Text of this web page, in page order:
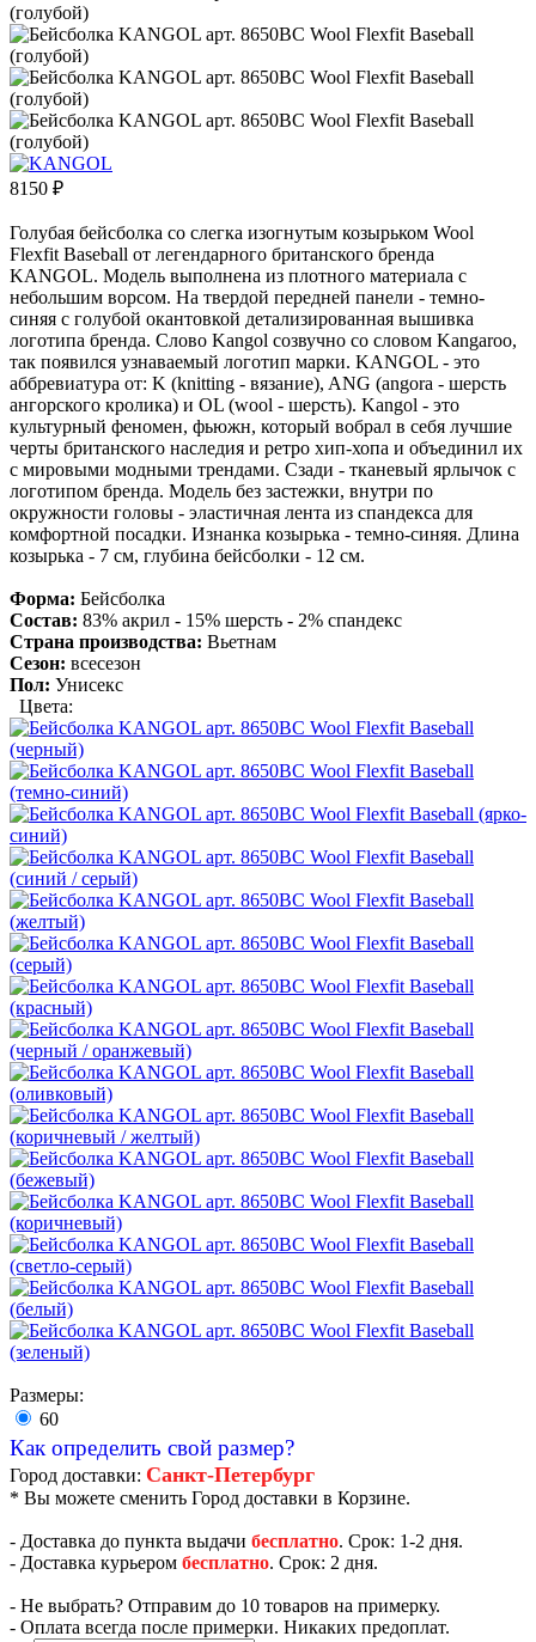
8150 ₽
Голубая бейсболка со слегка изогнутым козырьком Wool
Flexfit Baseball от легендарного британского бренда
KANGOL. Модель выполнена из плотного материала с
небольшим ворсом. На твердой передней панели - темно-
синяя с голубой окантовкой детализированная вышивка
логотипа бренда. Слово Kangol созвучно со словом Kangaroo,
так появился узнаваемый логотип марки. KANGOL - это
аббревиатура от: K (knitting - вязание), ANG (angora - шерсть
ангорского кролика) и OL (wool - шерсть). Kangol - это
культурный феномен, фьюжн, который вобрал в себя лучшие
черты британского наследия и ретро хип-хопа и объединил их
с мировыми модными трендами. Сзади - тканевый ярлычок с
логотипом бренда. Модель без застежки, внутри по
окружности головы - эластичная лента из спандекса для
комфортной посадки. Изнанка козырька - темно-синяя. Длина
козырька - 7 см, глубина бейсболки - 12 см.
Форма: Бейсболка
Состав: 83% акрил - 15% шерсть - 2% спандекс
Страна производства: Вьетнам
Сезон: всесезон
Пол: Унисекс
Цвета:
Размеры:
60
Как определить свой размер?
Город доставки: Санкт-Петербург
* Вы можете сменить Город доставки в Корзине.
- Доставка до пункта выдачи бесплатно. Срок: 1-2 дня.
- Доставка курьером бесплатно. Срок: 2 дня.
- Не выбрать? Отправим до 10 товаров на примерку.
- Оплата всегда после примерки. Никаких предоплат.